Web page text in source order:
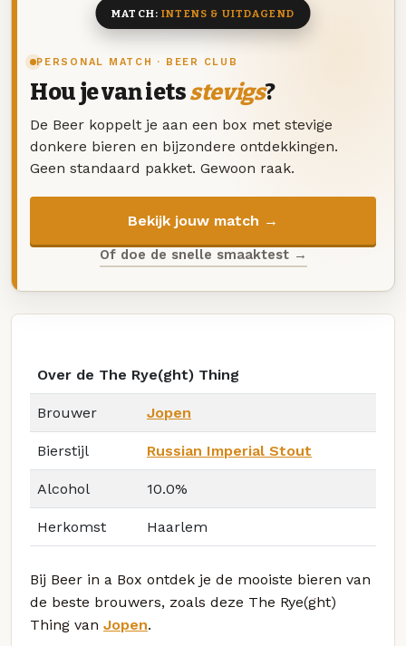
PERSONAL MATCH · BEER CLUB
Hou je van ietsstevigs?
De Beer koppelt je aan een box met stevige
donkere bieren en bijzondere ontdekkingen.
Geen standaard pakket. Gewoon raak.
Bekijk jouw match →
Of doe de snelle smaaktest →
MATCH:INTENS & UITDAGEND
Over de The Rye(ght) Thing
Brouwer Jopen
Bierstijl Russian Imperial Stout
Alcohol 10.0%
Herkomst Haarlem
Bij Beer in a Box ontdek je de mooiste bieren van
de beste brouwers, zoals deze The Rye(ght)
Thing van Jopen.